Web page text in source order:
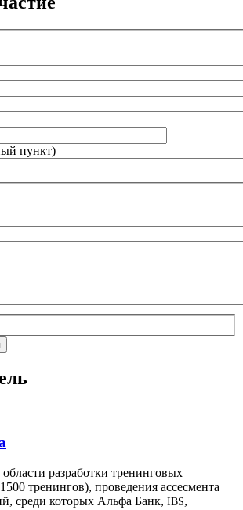
пункт)
разработки тренинговых
тренингов), проведения ассесмента
среди которых Альфа Банк, IBS,